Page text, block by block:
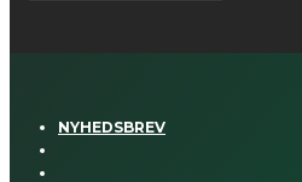
NYHEDSBREV